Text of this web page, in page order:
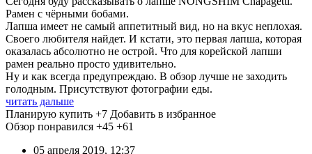
Рамен с чёрными бобами.
Лапша имеет не самый аппетитный вид, но на вкус неплохая.
Своего любителя найдет. И кстати, это первая лапша, которая
оказалась абсолютно не острой. Что для корейской лапши
рамен реально просто удивительно.
Ну и как всегда предупреждаю. В обзор лучше не заходить
голодным. Присутствуют фотографии еды.
читать дальше
Планирую купить +7 Добавить в избранное
Обзор понравился +45 +61
05 апреля 2019, 12:37